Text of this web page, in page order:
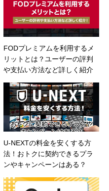
FODプレミアムを利用するメ
リットとは？ユーザーの評判
や支払い方法など詳しく紹介
U-NEXTの料金を安くする方
法！おトクに契約できるプラ
ンやキャンペーンはある？